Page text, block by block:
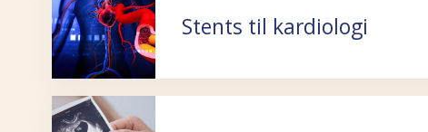
Stents til kardiologi